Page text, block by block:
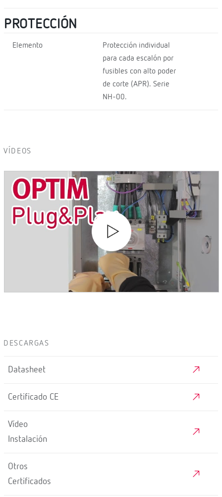
PROTECCIÓN
Elemento
Protección individual
para cada escalón por
fusibles con alto poder
de corte (APR). Serie
NH-00.
VÍDEOS
DESCARGAS
Datasheet
Certificado CE
Vídeo
Instalación
Otros
Certificados